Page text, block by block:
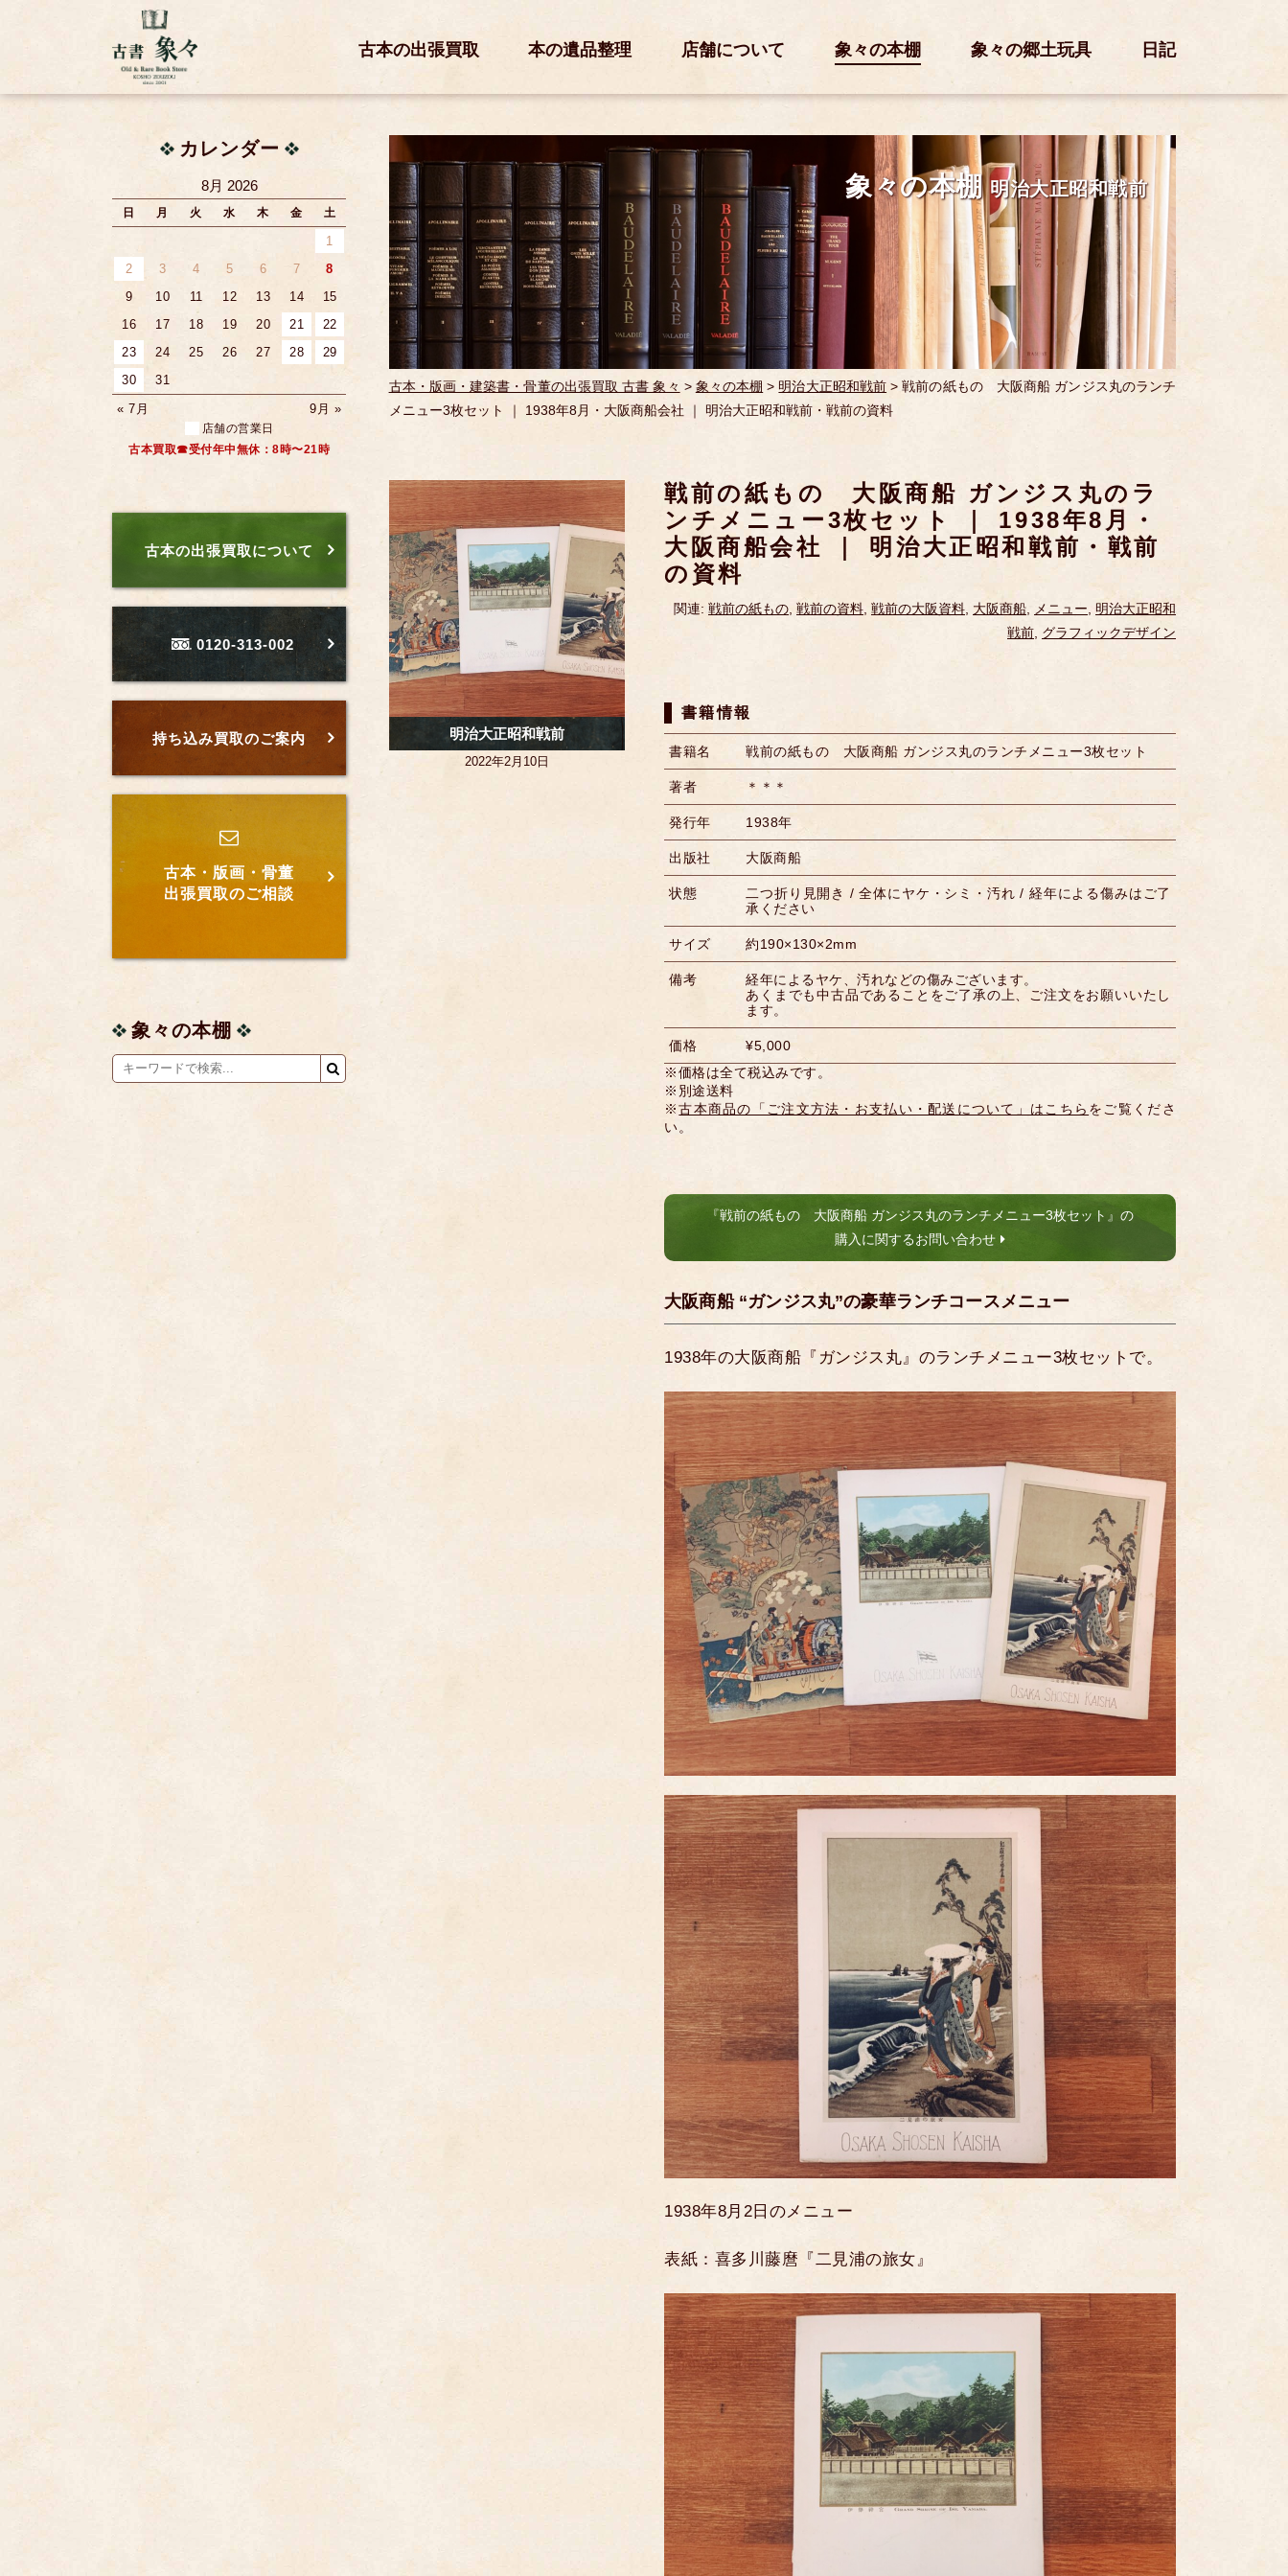
古本の出張買取 本の遺品整理 店舗について 象々の本棚 象々の郷土玩具 日記
象々の本棚明治大正昭和戦前
古本・版画・建築書・骨董の出張買取 古書 象々 > 象々の本棚 >明治大正昭和戦前 >戦前の紙もの 大阪商船 ガンジス丸のランチ
メニュー3枚セット ｜ 1938年8月・大阪商船会社 ｜ 明治大正昭和戦前・戦前の資料
戦前の紙もの 大阪商船 ガンジス丸のラ
ンチメニュー3枚セット ｜ 1938年8月・
大阪商船会社 ｜ 明治大正昭和戦前・戦前
の資料
関連: 戦前の紙もの, 戦前の資料, 戦前の大阪資料, 大阪商船, メニュー, 明治大正昭和
戦前, グラフィックデザイン
書籍情報
書籍名 戦前の紙もの 大阪商船 ガンジス丸のランチメニュー3枚セット
著者 ＊＊＊
発行年 1938年
出版社 大阪商船
状態
二つ折り見開き / 全体にヤケ・シミ・汚れ / 経年による傷みはご了
承ください
サイズ 約190×130×2mm
備考
経年によるヤケ、汚れなどの傷みございます。
あくまでも中古品であることをご了承の上、ご注文をお願いいたし
ます。
価格
¥5,000
※価格は全て税込みです。
※別途送料
※古本商品の「ご注文方法・お支払い・配送について」はこちら をご覧くださ
い。
『戦前の紙もの 大阪商船 ガンジス丸のランチメニュー3枚セット』の
購入に関するお問い合わせ
大阪商船 “ガンジス丸”の豪華ランチコースメニュー
1938年の大阪商船『ガンジス丸』のランチメニュー3枚セットで。
1938年8月2日のメニュー
表紙：喜多川藤麿『二見浦の旅女』
明治大正昭和戦前
2022年2月10日
カレンダー
8月 2026
日 月 火 水 木 金 土
1
2
3 4 5 6 7
8
9
10 11 12 13 14
15
16
17 18 19 20 21
22
23
24 25 26 27 28
29
30
31
« 7月
9月 »
店舗の営業日
古本買取☎受付年中無休：8時〜21時
古本の出張買取について
0120-313-002
持ち込み買取のご案内
古本・版画・骨董
出張買取のご相談
象々の本棚